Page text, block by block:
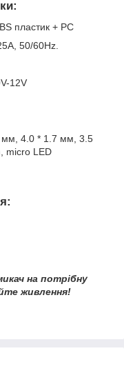
пластик + PC
50/60Hz.
12V
мм, 4.0 * 1.7 мм, 3.5
micro LED
на потрібну
живлення!